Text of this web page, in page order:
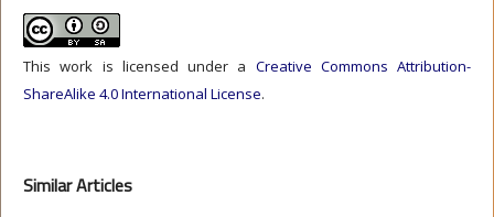
This work is licensed under a Creative Commons Attribution-
ShareAlike 4.0 International License.
Similar Articles